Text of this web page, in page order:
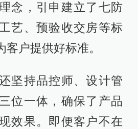
念，引申建立了七防
艺、预验收交房等标
户提供好标准。
坚持品控师、设计管
位一体，确保了产品
效果。即便客户不在